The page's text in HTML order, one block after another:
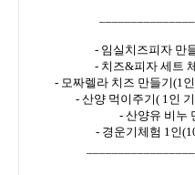
- 임실치즈피자 만
- 치즈&피자 세트
- 모짜렐라 치즈 만들기(1
- 산양 먹이주기( 1인
- 산양유 비누
- 경운기체험 1인